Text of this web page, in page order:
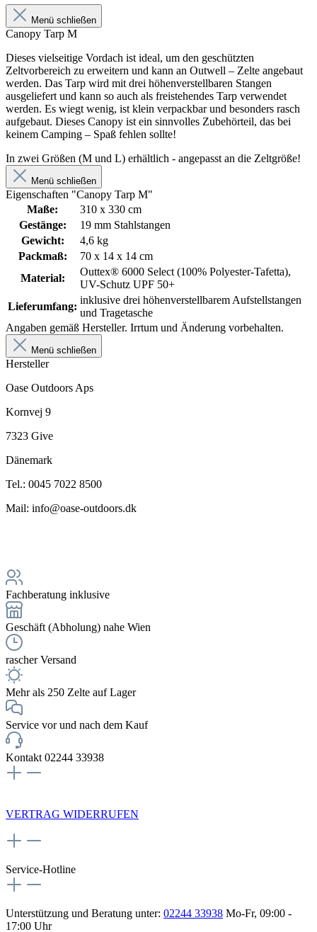
Menü schließen
Canopy Tarp M
Dieses vielseitige Vordach ist ideal, um den geschützten
Zeltvorbereich zu erweitern und kann an Outwell – Zelte angebaut
werden. Das Tarp wird mit drei höhenverstellbaren Stangen
ausgeliefert und kann so auch als freistehendes Tarp verwendet
werden. Es wiegt wenig, ist klein verpackbar und besonders rasch
aufgebaut. Dieses Canopy ist ein sinnvolles Zubehörteil, das bei
keinem Camping – Spaß fehlen sollte!
In zwei Größen (M und L) erhältlich - angepasst an die Zeltgröße!
Menü schließen
Eigenschaften "Canopy Tarp M"
Maße:
310 x 330 cm
Gestänge:
19 mm Stahlstangen
Gewicht:
4,6 kg
Packmaß:
70 x 14 x 14 cm
Material:
Outtex® 6000 Select (100% Polyester-Tafetta),
UV-Schutz UPF 50+
Lieferumfang:
inklusive drei höhenverstellbarem Aufstellstangen
und Tragetasche
Angaben gemäß Hersteller. Irrtum und Änderung vorbehalten.
Menü schließen
Hersteller
Oase Outdoors Aps
Kornvej 9
7323 Give
Dänemark
Tel.: 0045 7022 8500
Mail: info@oase-outdoors.dk
Fachberatung inklusive
Geschäft (Abholung) nahe Wien
rascher Versand
Mehr als 250 Zelte auf Lager
Service vor und nach dem Kauf
Kontakt 02244 33938
VERTRAG WIDERRUFEN
Service-Hotline
Unterstützung und Beratung unter: 02244 33938 Mo-Fr, 09:00 -
17:00 Uhr